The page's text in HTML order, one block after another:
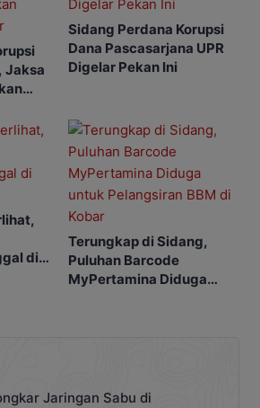
Jaksa
Sidang Perdana Korupsi
Dana Pascasarjana UPR
Digelar Pekan Ini
di
Terungkap di Sidang,
Puluhan Barcode
MyPertamina Diduga
Jaringan Sabu di